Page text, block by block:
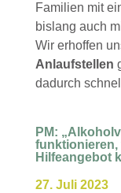
Familien mit
bislang auch
Wir erhoffen
Anlaufstellen
dadurch
PM:
funktionieren,
Hilfeangebot
27. Juli 2023